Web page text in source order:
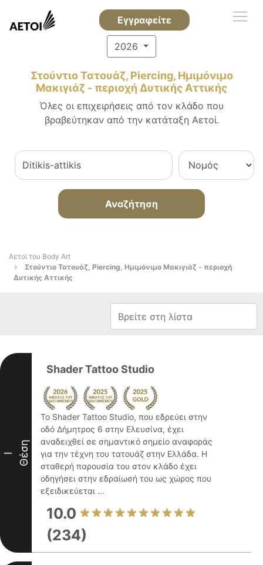
Εγγραφείτε
2026
Στούντιο Τατουάζ, Piercing, Ημιμόνιμο
Μακιγιάζ - περιοχή Δυτικής Αττικής
Όλες οι επιχειρήσεις από τον κλάδο που
βραβεύτηκαν από την κατάταξη Αετοί.
Αναζήτηση
Αετοί του Body Art
Στούντιο Τατουάζ, Piercing, Ημιμόνιμο Μακιγιάζ - περιοχή
Δυτικής Αττικής
I Θέση
Shader Tattoo Studio
Το Shader Tattoo Studio, που εδρεύει στην
οδό Δήμητρος 6 στην Ελευσίνα, έχει
αναδειχθεί σε σημαντικό σημείο αναφοράς
για την τέχνη του τατουάζ στην Ελλάδα. Η
σταθερή παρουσία του στον κλάδο έχει
οδηγήσει στην εδραίωσή του ως χώρος που
εξειδικεύεται ...
10.0
(234)